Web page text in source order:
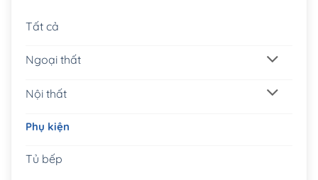
Tất cả
Ngoại thất
Nội thất
Phụ kiện
Tủ bếp